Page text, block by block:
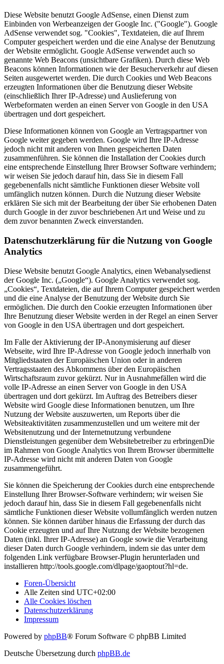
Diese Website benutzt Google AdSense, einen Dienst zum
Einbinden von Werbeanzeigen der Google Inc. ("Google"). Google
AdSense verwendet sog. "Cookies", Textdateien, die auf Ihrem
Computer gespeichert werden und die eine Analyse der Benutzung
der Website ermöglicht. Google AdSense verwendet auch so
genannte Web Beacons (unsichtbare Grafiken). Durch diese Web
Beacons können Informationen wie der Besucherverkehr auf diesen
Seiten ausgewertet werden. Die durch Cookies und Web Beacons
erzeugten Informationen über die Benutzung dieser Website
(einschließlich Ihrer IP-Adresse) und Auslieferung von
Werbeformaten werden an einen Server von Google in den USA
übertragen und dort gespeichert.
Diese Informationen können von Google an Vertragspartner von
Google weiter gegeben werden. Google wird Ihre IP-Adresse
jedoch nicht mit anderen von Ihnen gespeicherten Daten
zusammenführen. Sie können die Installation der Cookies durch
eine entsprechende Einstellung Ihrer Browser Software verhindern;
wir weisen Sie jedoch darauf hin, dass Sie in diesem Fall
gegebenenfalls nicht sämtliche Funktionen dieser Website voll
umfänglich nutzen können. Durch die Nutzung dieser Website
erklären Sie sich mit der Bearbeitung der über Sie erhobenen Daten
durch Google in der zuvor beschriebenen Art und Weise und zu
dem zuvor benannten Zweck einverstanden.
Datenschutzerklärung für die Nutzung von Google
Analytics
Diese Website benutzt Google Analytics, einen Webanalysedienst
der Google Inc. („Google“). Google Analytics verwendet sog.
„Cookies“, Textdateien, die auf Ihrem Computer gespeichert werden
und die eine Analyse der Benutzung der Website durch Sie
ermöglichen. Die durch den Cookie erzeugten Informationen über
Ihre Benutzung dieser Website werden in der Regel an einen Server
von Google in den USA übertragen und dort gespeichert.
Im Falle der Aktivierung der IP-Anonymisierung auf dieser
Webseite, wird Ihre IP-Adresse von Google jedoch innerhalb von
Mitgliedstaaten der Europäischen Union oder in anderen
Vertragsstaaten des Abkommens über den Europäischen
Wirtschaftsraum zuvor gekürzt. Nur in Ausnahmefällen wird die
volle IP-Adresse an einen Server von Google in den USA
übertragen und dort gekürzt. Im Auftrag des Betreibers dieser
Website wird Google diese Informationen benutzen, um Ihre
Nutzung der Website auszuwerten, um Reports über die
Websiteaktivitäten zusammenzustellen und um weitere mit der
Websitenutzung und der Internetnutzung verbundene
Dienstleistungen gegenüber dem Websitebetreiber zu erbringenDie
im Rahmen von Google Analytics von Ihrem Browser übermittelte
IP-Adresse wird nicht mit anderen Daten von Google
zusammengeführt.
Sie können die Speicherung der Cookies durch eine entsprechende
Einstellung Ihrer Browser-Software verhindern; wir weisen Sie
jedoch darauf hin, dass Sie in diesem Fall gegebenenfalls nicht
sämtliche Funktionen dieser Website vollumfänglich werden nutzen
können. Sie können darüber hinaus die Erfassung der durch das
Cookie erzeugten und auf Ihre Nutzung der Website bezogenen
Daten (inkl. Ihrer IP-Adresse) an Google sowie die Verarbeitung
dieser Daten durch Google verhindern, indem sie das unter dem
folgenden Link verfügbare Browser-Plugin herunterladen und
installieren http://tools.google.com/dlpage/gaoptout?hl=de.
Foren-Übersicht
Alle Zeiten sind UTC+02:00
Alle Cookies löschen
Datenschutzerklärung
Impressum
Powered by phpBB® Forum Software © phpBB Limited
Deutsche Übersetzung durch phpBB.de